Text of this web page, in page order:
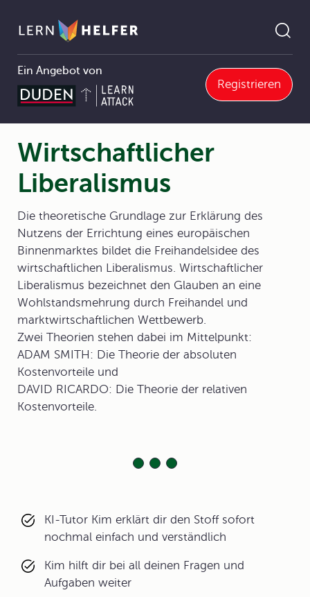
Ein Angebot von
Registrieren
Pfadnavigation
1.2 Wirtschaftwissenschaften und Strömungen des wirtschaftlichen Denkens 1.2.5 Ökonomische Modelle und Theorien Wirtschaftlicher Liberalismus
Wirtschaftlicher
Liberalismus
Die theoretische Grundlage zur Erklärung des
Nutzens der Errichtung eines europäischen
Binnenmarktes bildet die Freihandelsidee des
wirtschaftlichen Liberalismus. Wirtschaftlicher
Liberalismus bezeichnet den Glauben an eine
Wohlstandsmehrung durch Freihandel und
marktwirtschaftlichen Wettbewerb.
Zwei Theorien stehen dabei im Mittelpunkt:
ADAM SMITH: Die Theorie der absoluten
Kostenvorteile und
DAVID RICARDO: Die Theorie der relativen
Kostenvorteile.
KI-Tutor Kim erklärt dir den Stoff sofort
nochmal einfach und verständlich
Kim hilft dir bei all deinen Fragen und
Aufgaben weiter